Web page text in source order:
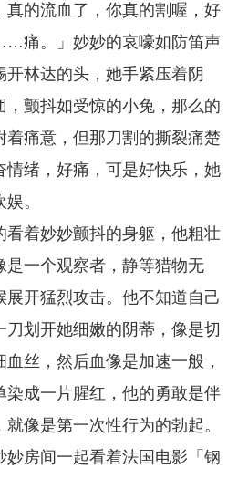
真的流血了，你真的割喔，好
。」妙妙的哀嚎如防笛声
林达的头，她手紧压着阴
，颤抖如受惊的小兔，那么的
着痛意，但那刀割的撕裂痛楚
情绪，好痛，可是好快乐，她
。
看着妙妙颤抖的身躯，他粗壮
是一个观察者，静等猎物无
开猛烈攻击。他不知道自己
划开她细嫩的阴蒂，像是切
丝，然后血像是加速一般，
染成一片腥红，他的勇敢是伴
像是第一次性行为的勃起。
房间一起看着法国电影「钢